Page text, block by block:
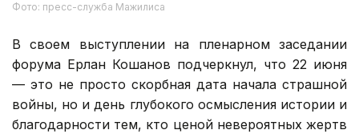
Фото: пресс-служба Мажилиса
В своем выступлении на пленарном заседании
форума Ерлан Кошанов подчеркнул, что 22 июня
— это не просто скорбная дата начала страшной
войны, но и день глубокого осмысления истории и
благодарности тем, кто ценой невероятных жертв